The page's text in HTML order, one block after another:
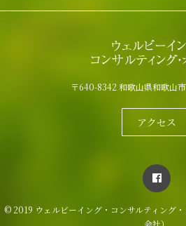
〒640-8342 和歌山県和歌山
アクセス
© 2019 ウェルビーイング・コンサルティング
会社）